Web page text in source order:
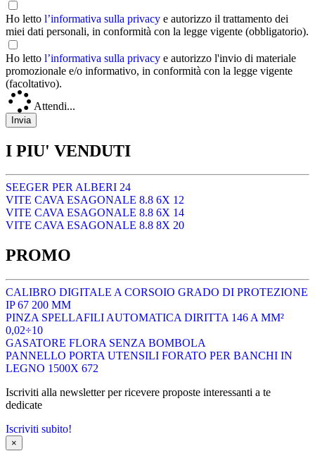
Ho letto l’informativa sulla privacy e autorizzo il trattamento dei
miei dati personali, in conformità con la legge vigente (obbligatorio).
Ho letto l’informativa sulla privacy e autorizzo l'invio di materiale
promozionale e/o informativo, in conformità con la legge vigente
(facoltativo).
Attendi...
I PIU' VENDUTI
SEEGER PER ALBERI 24
VITE CAVA ESAGONALE 8.8 6X 12
VITE CAVA ESAGONALE 8.8 6X 14
VITE CAVA ESAGONALE 8.8 8X 20
PROMO
CALIBRO DIGITALE A CORSOIO GRADO DI PROTEZIONE
IP 67 200 MM
PINZA SPELLAFILI AUTOMATICA DIRITTA 146 A MM²
0,02÷10
GASATORE FLORA SENZA BOMBOLA
PANNELLO PORTA UTENSILI FORATO PER BANCHI IN
LEGNO 1500X 672
Iscriviti alla newsletter per ricevere proposte interessanti a te
dedicate
Iscriviti subito!
×